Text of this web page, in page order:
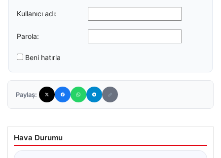
Kullanıcı adı:
Parola:
Beni hatırla
Paylaş:
Hava Durumu